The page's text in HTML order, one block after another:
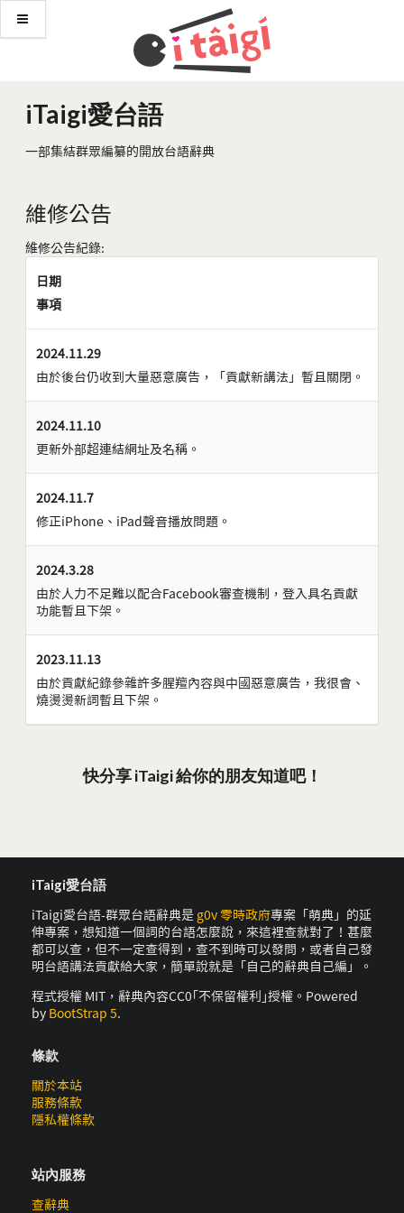
iTaigi愛台語
一部集結群眾編纂的開放台語辭典
維修公告
維修公告紀錄:
日期
事項
2024.11.29
由於後台仍收到大量惡意廣告，「貢獻新講法」暫且關閉。
2024.11.10
更新外部超連結網址及名稱。
2024.11.7
修正iPhone、iPad聲音播放問題。
2024.3.28
由於人力不足難以配合Facebook審查機制，登入具名貢獻
功能暫且下架。
2023.11.13
由於貢獻紀錄參雜許多腥羶內容與中國惡意廣告，我很會、
燒燙燙新詞暫且下架。
快分享 iTaigi 給你的朋友知道吧！
iTaigi愛台語
iTaigi愛台語-群眾台語辭典是 g0v 零時政府專案「萌典」的延
伸專案，想知道一個詞的台語怎麼說，來這裡查就對了！甚麼
都可以查，但不一定查得到，查不到時可以發問，或者自己發
明台語講法貢獻給大家，簡單說就是「自己的辭典自己編」。
程式授權 MIT，辭典內容CC0｢不保留權利｣授權。Powered
by BootStrap 5.
條款
關於本站
服務條款
隱私權條款
站內服務
查辭典